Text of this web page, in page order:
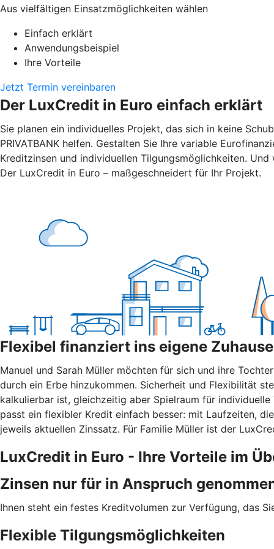
Aus vielfältigen Einsatzmöglichkeiten wählen
Einfach erklärt
Anwendungsbeispiel
Ihre Vorteile
Jetzt Termin vereinbaren
Der LuxCredit in Euro einfach erklärt
Sie planen ein individuelles Projekt, das sich in keine
PRIVATBANK helfen. Gestalten Sie Ihre variable
Kreditzinsen und individuellen Tilgungsmöglichkeiten.
Der LuxCredit in Euro – maßgeschneidert für Ihr Projekt.
Flexibel finanziert ins eigene Zuhause
Manuel und Sarah Müller möchten für sich und ihre
durch ein Erbe hinzukommen. Sicherheit und Flexibilität
kalkulierbar ist, gleichzeitig aber Spielraum für
passt ein flexibler Kredit einfach besser: mit Laufzeiten,
jeweils aktuellen Zinssatz. Für Familie Müller ist der
LuxCredit in Euro - Ihre Vorteile im
Zinsen nur für in Anspruch
Ihnen steht ein festes Kreditvolumen zur Verfügung, das
Flexible Tilgungsmöglichkeiten